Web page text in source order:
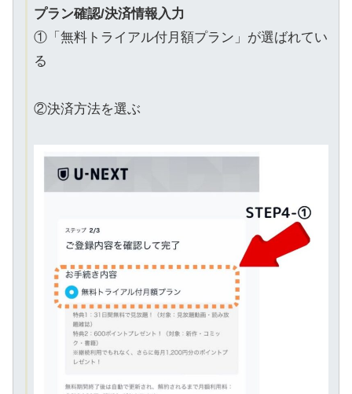
プラン確認/決済情報入力
①「無料トライアル付月額プラン」が選ばれてい
る
②決済方法を選ぶ